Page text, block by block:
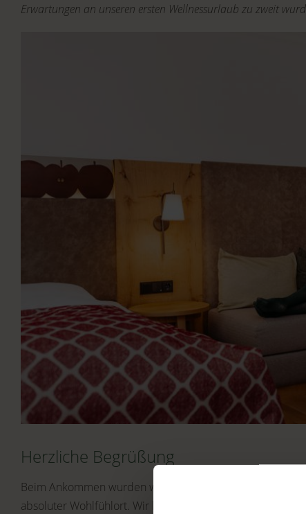
Erwartungen an unseren ersten Wellnessurlaub zu zweit
Herzliche Begrüßung
Beim Ankommen wurden wir herzlich an der Rezeption
absoluter Wohlfühlort. Wir hatten einen traumhaften